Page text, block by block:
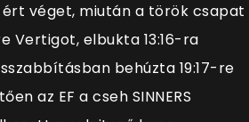
véget, miután a török csapat
Vertigot, elbukta 13:16-ra
behúzta 19:17-re
az EF a cseh SINNERS